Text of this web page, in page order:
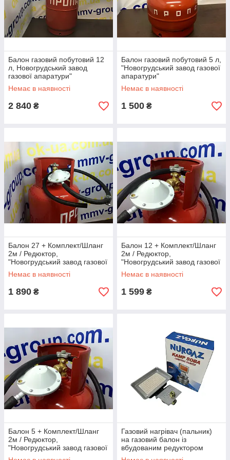
Допомагаємо вибрати товари з необхідними
характеристиками.
✔
Якісний сервіс і грамотні консультації. ✔
Регулярно доповнюємо наш сайт новими
товарами.
✔
на наступний день.
замовлення
товар на
сайті або
зателефон
уйте нам.
фахівці
уточнять
замовленн
проконсуль
тують.
оплату
розрахунко
м готівкою,
переказом
на картку
нк» або
товарів
здійснюєть
кур'єром,
«Новою
Вигідні ціни на газові
балони
Пропонуємо вам товари за оптовими цінами.
Телефонуйте, ми проконсультуємо по
асортименту та допоможемо з вибором!
В процесі покупки важливо вибрати надійного продавця,
Балон газовий побутовий 12
л, Новогрудський завод
газової апаратури"
Немає в наявності
2 840 ₴
Балон газовий побутовий 5 л,
"Новогрудський завод газової
апаратури"
Немає в наявності
1 500 ₴
Балон 27 + Комплект/Шланг
2м / Редюктор,
"Новогрудський завод газової
апаратури"
Немає в наявності
1 890 ₴
Балон 12 + Комплект/Шланг
2м / Редюктор,
"Новогрудський завод газової
апаратури"
Немає в наявності
1 599 ₴
Балон 5 + Комплект/Шланг
2м / Редюктор,
"Новогрудський завод газової
апаратури"
Газовий нагрівач (пальник)
на газовий балон із
вбудованим редуктором
NURGAZ 1.5 кВт